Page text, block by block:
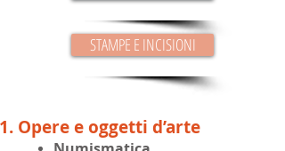
STAMPE E INCISIONI
Opere e oggetti d’arte